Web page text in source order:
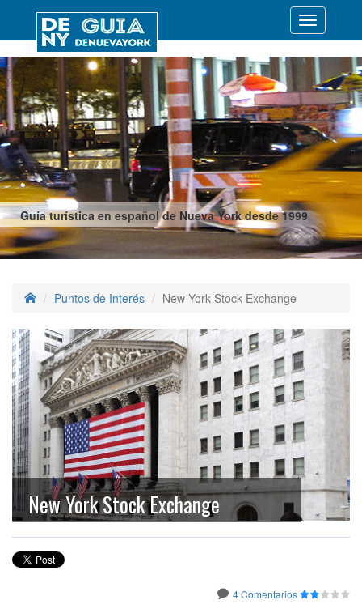
Guía turística en español de Nueva York desde 1999
Desplegar
Puntos de Interés New York Stock Exchange
New York Stock Exchange
4 Comentarios